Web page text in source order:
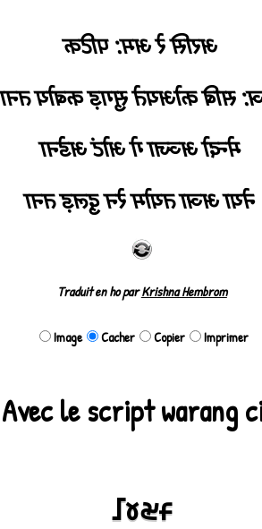
अरसि रे अम: पटिक
अञ: सबि कोअयते सुगड़ कबोय
मेन्दो अञ्जा गे ओटं अडेना
नेया अञा तयोम रेन दुलड़ तना
Traduit en ho parKrishna Hembrom
Image Cacher Copier Imprimer
Avec le script warang
𑢡𑣜𑣞𑣂